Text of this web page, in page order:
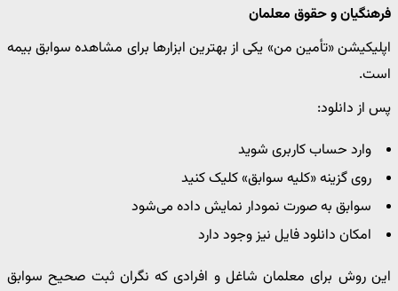
فرهنگیان و حقوق معلمان
اپلیکیشن «تأمین من» یکی از بهترین ابزارها برای مشاهده سوابق بیمه
است.
پس از دانلود:
وارد حساب کاربری شوید
روی گزینه «کلیه سوابق» کلیک کنید
سوابق به صورت نمودار نمایش داده می‌شود
امکان دانلود فایل نیز وجود دارد
این روش برای معلمان شاغل و افرادی که نگران ثبت صحیح سوابق